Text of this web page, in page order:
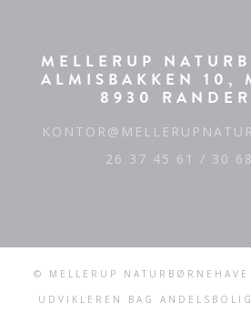
MELLERUP
ALMISBAKKEN 10,
8930
26 37 45 61 / 30
© MELLERUP
UDVIKLEREN BAG